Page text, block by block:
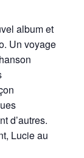
album et
Un voyage
d’autres.
Lucie au